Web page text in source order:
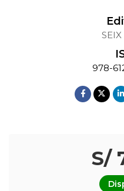
978-
S/